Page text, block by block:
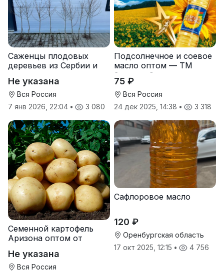
Саженцы плодовых
деревьев из Сербии и
Не указана
Вся Россия
7 янв 2026, 22:04 • 3 080
Подсолнечное и соевое
масло оптом — ТМ
Золотая Семечка
75 ₽
Вся Россия
24 дек 2025, 14:38 • 3 318
Семенной картофель
Аризона оптом от
Не указана
Вся Россия
Сафлоровое масло
120 ₽
Оренбургская область
17 окт 2025, 12:15 • 4 756